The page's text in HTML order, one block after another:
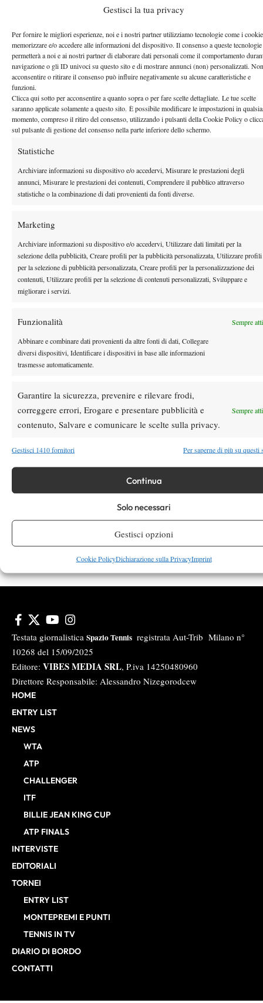
Gestisci la tua privacy
Per fornire le migliori esperienze, noi e i nostri partner utilizziamo tecnologie come i
memorizzare e/o accedere alle informazioni del dispositivo. Il consenso a queste tecnologie
permetterà a noi e ai nostri partner di elaborare dati personali come il comportamento
navigazione o gli ID univoci su questo sito e di mostrare annunci (non) personalizzati. Non
acconsentire o ritirare il consenso può influire negativamente su alcune caratteristiche e
funzioni.
Clicca qui sotto per acconsentire a quanto sopra o per fare scelte dettagliate. Le tue scelte
saranno applicate solamente a questo sito. È possibile modificare le impostazioni in
momento, compreso il ritiro del consenso, utilizzando i pulsanti della Cookie Policy o
sul pulsante di gestione del consenso nella parte inferiore dello schermo.
Statistiche
Archiviare informazioni su dispositivo e/o accedervi, Misurare le prestazioni degli
annunci, Misurare le prestazioni dei contenuti, Comprendere il pubblico attraverso
statistiche o la combinazione di dati provenienti da fonti diverse.
Marketing
Archiviare informazioni su dispositivo e/o accedervi, Utilizzare dati limitati per la
selezione della pubblicità, Creare profili per la pubblicità personalizzata, Utilizzare profili
per la selezione di pubblicità personalizzata, Creare profili per la personalizzazione dei
contenuti, Utilizzare profili per la selezione di contenuti personalizzati, Sviluppare e
migliorare i servizi.
Funzionalità Sempre
Abbinare e combinare dati provenienti da altre fonti di dati, Collegare
diversi dispositivi, Identificare i dispositivi in base alle informazioni
trasmesse automaticamente.
Garantire la sicurezza, prevenire e rilevare frodi,
correggere errori, Erogare e presentare pubblicità e
contenuto, Salvare e comunicare le scelte sulla privacy.
Sempre
Gestisci 1410 fornitori Per saperne di più su questi
Continua
Solo necessari
Gestisci opzioni
Cookie PolicyDichiarazione sulla PrivacyImprint
ATP 250 Santiago 2026: Darderi batte ancora Baez e vola in
finale contro Hanfmann
1 Marzo 2026
Marco della Calce
ATP 500 Acapulco 2026: Trionfo Cobolli, Tiafoe ko e
ingresso tra i primi 15
1 Marzo 2026
ATP 500 Acapulco 2026: fantastico Bellucci, domina
Davidovich Fokina e vola ai quarti
26 Febbraio 2026
ATP 500 Acapulco 2026: esordio vincente per Cobolli,
Pacheco Mendez ko in due tie-break
25 Febbraio 2026
Marco della Calce
ATP 250 Santiago: si ritira Passaro, avanza Vallejo
2 … 17
Facebook
Youtube
Testata giornalistica Spazio Tennis registrata Aut-Trib Milano n°
10268 del 15/09/2025
Editore: VIBES MEDIA SRL, P.iva 14250480960
Direttore Responsabile: Alessandro Nizegorodcew
HOME
ENTRY LIST
NEWS
WTA
ATP
CHALLENGER
ITF
BILLIE JEAN KING CUP
ATP FINALS
INTERVISTE
EDITORIALI
TORNEI
ENTRY LIST
MONTEPREMI E PUNTI
TENNIS IN TV
DIARIO DI BORDO
CONTATTI